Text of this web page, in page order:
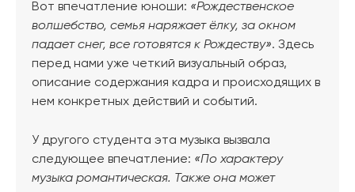
Вот впечатление юноши: «Рождественское
волшебство, семья наряжает ёлку, за окном
падает снег, все готовятся к Рождеству». Здесь
перед нами уже четкий визуальный образ,
описание содержания кадра и происходящих в
нем конкретных действий и событий.
У другого студента эта музыка вызвала
следующее впечатление: «По характеру
музыка романтическая. Также она может